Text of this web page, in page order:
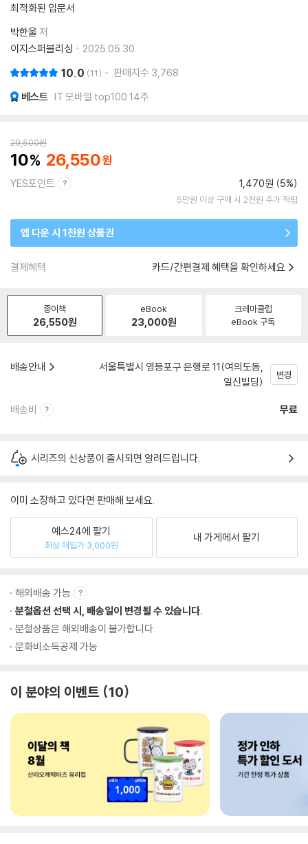
최적화된 입문서
박한울 저
이지스퍼블리싱
2025.05.30.
10.0 11 판매지수 3,768
베스트 IT 모바일 top100 14주
29,500원
10 26,550
YES포인트 1,470원 (5%)
5만원 이상 구매 시 2천원 추가 적립
앱 다운 시 1천원 상품권
결제혜택 카드/간편결제 혜택을 확인하세요
종이책
26,550원
eBook
23,000원
크레마클럽
eBook 구독
배송안내
서울특별시 영등포구 은행로 11(여의도동,
일신빌딩)
변경
배송비 무료
시리즈의 신상품이 출시되면 알려드립니다.
이미 소장하고 있다면 판매해 보세요.
예스24에 팔기
최상 매입가 3,000원
내 가게에서 팔기
해외배송 가능
분철옵션 선택 시, 배송일이 변경될 수 있습니다.
분철상품은 해외배송이 불가합니다.
문화비소득공제 가능
이 분야의 이벤트 10